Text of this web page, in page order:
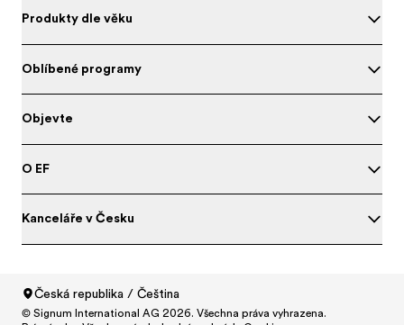
Produkty dle věku
Oblíbené programy
Objevte
O EF
Kanceláře v Česku
Česká republika / Čeština
North America/Canada / English
© Signum International AG 2026. Všechna práva vyhrazena.